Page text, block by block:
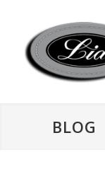
BLOG